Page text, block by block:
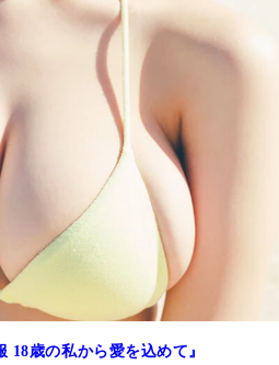
18歳の私から愛を込めて』